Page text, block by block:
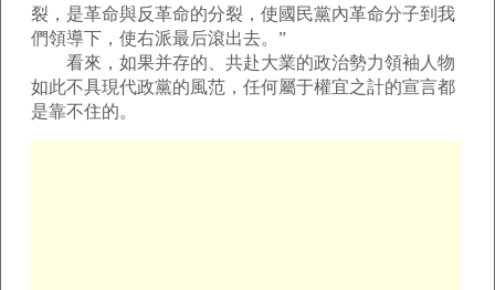
裂，是革命與反革命的分裂，使國民黨內革命分子到我
們領導下，使右派最后滾出去。”
看來，如果并存的、共赴大業的政治勢力領袖人物
如此不具現代政黨的風范，任何屬于權宜之計的宣言都
是靠不住的。